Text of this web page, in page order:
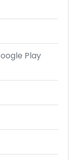
Play